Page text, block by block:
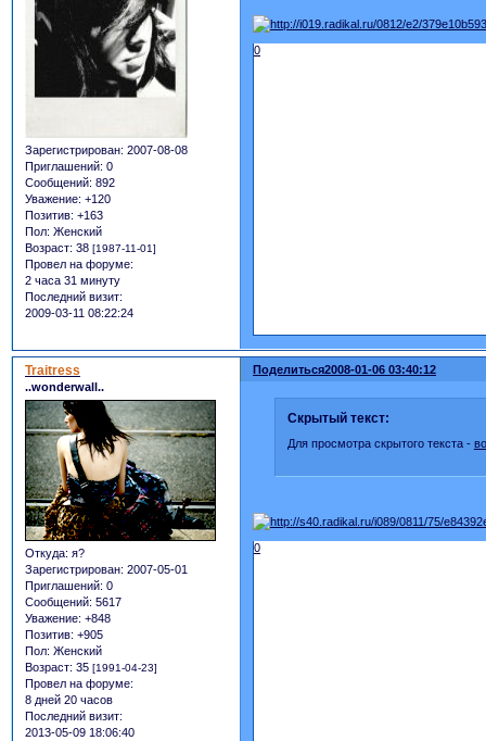
Зарегистрирован: 2007-08-08
Приглашений: 0
Сообщений: 892
Уважение: +120
Позитив: +163
Пол: Женский
Возраст: 38 [1987-11-01]
Провел на форуме:
2 часа 31 минуту
Последний визит:
2009-03-11 08:22:24
0
Поделиться2008-01-06 03:40:12
Traitress
..wonderwall..
Откуда: я?
Зарегистрирован: 2007-05-01
Приглашений: 0
Сообщений: 5617
Уважение: +848
Позитив: +905
Пол: Женский
Возраст: 35 [1991-04-23]
Провел на форуме:
8 дней 20 часов
Последний визит:
2013-05-09 18:06:40
Скрытый текст:
Для просмотра скрытого текста -
0